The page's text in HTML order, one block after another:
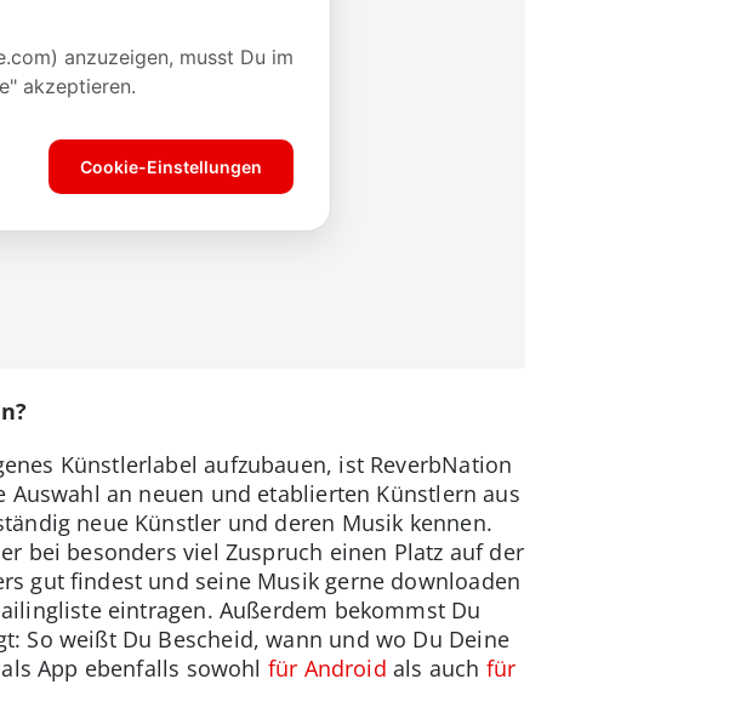
Künstlerlabel aufzubauen, ist ReverbNation
an neuen und etablierten Künstlern aus
neue Künstler und deren Musik kennen.
bei besonders viel Zuspruch einen Platz auf der
gut findest und seine Musik gerne downloaden
eintragen. Außerdem bekommst Du
So weißt Du Bescheid, wann und wo Du Deine
App ebenfalls sowohl für Android als auch für